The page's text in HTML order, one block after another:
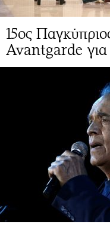
15ος
Avantgarde για